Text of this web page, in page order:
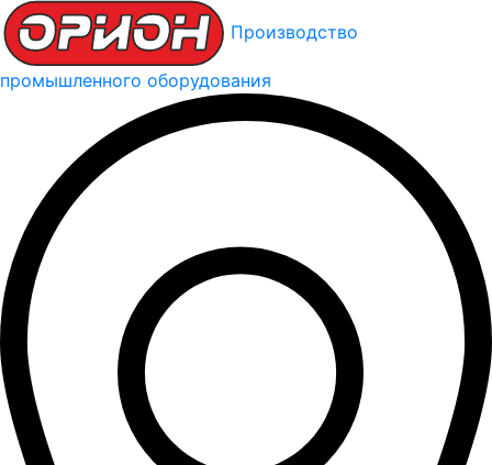
Производство
промышленного оборудования